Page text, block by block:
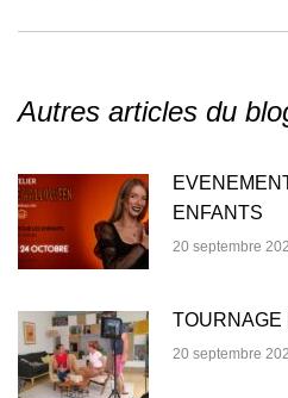
Autres articles du
ENFANTS
20 septembre
TOURNAGE
20 septembre